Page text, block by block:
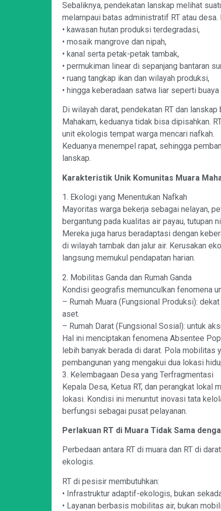
Sebaliknya, pendekatan lanskap melihat
melampaui batas administratif RT atau
• kawasan hutan produksi terdegradasi,
• mosaik mangrove dan nipah,
• kanal serta petak-petak tambak,
• permukiman linear di sepanjang bantaran
• ruang tangkap ikan dan wilayah produksi,
• hingga keberadaan satwa liar seperti buaya
Di wilayah darat, pendekatan RT dan
Mahakam, keduanya tidak bisa dipisahkan.
unit ekologis tempat warga mencari nafkah.
Keduanya menempel rapat, sehingga
lanskap.
Karakteristik Unik Komunitas Muara
1. Ekologi yang Menentukan Nafkah
Mayoritas warga bekerja sebagai nelayan,
bergantung pada kualitas air payau, tutupan
Mereka juga harus beradaptasi dengan
di wilayah tambak dan jalur air. Kerusakan
langsung memukul pendapatan harian.
2. Mobilitas Ganda dan Rumah Ganda
Kondisi geografis memunculkan fenomena
– Rumah Muara (Fungsional Produksi):
aset.
– Rumah Darat (Fungsional Sosial): untuk
Hal ini menciptakan fenomena Absentee
lebih banyak berada di darat. Pola mobilitas
pembangunan yang mengakui dua lokasi
3. Kelembagaan Desa yang Terfragmentasi
Kepala Desa, Ketua RT, dan perangkat lokal
lokasi. Kondisi ini menuntut inovasi tata
berfungsi sebagai pusat pelayanan.
Perlakuan RT di Muara Tidak Sama
Perbedaan antara RT di muara dan RT di
ekologis.
RT di pesisir membutuhkan:
• Infrastruktur adaptif-ekologis, bukan
• Layanan berbasis mobilitas air, bukan